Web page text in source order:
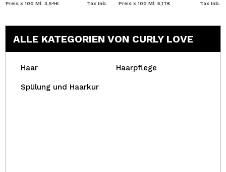
Preis x 100 Ml: 3,54€ Tax Inb. Preis x 100 Ml: 5,17€ Tax Inb.
ALLE KATEGORIEN VON CURLY LOVE
Haar Haarpflege
Spülung und Haarkur